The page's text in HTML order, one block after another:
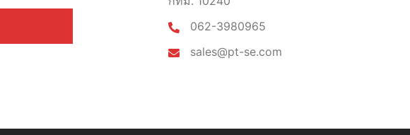
062-3980965
sales@pt-se.com